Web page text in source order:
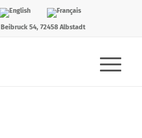
Beibruck 54, 72458 Albstadt